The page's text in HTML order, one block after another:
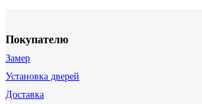
Покупателю
Замер
Установка дверей
Доставка